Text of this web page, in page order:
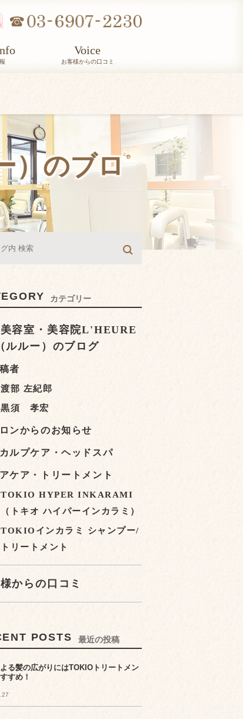
Voice
お客様からの口コミ
）のブロ
カテゴリー
容室・美容院L'HEURE
ルルー）のブログ
者
渡部 左紀郎
黒須 孝宏
ンからのお知らせ
ルプケア・ヘッドスパ
ケア・トリートメント
TOKIO HYPER INKARAMI
（トキオ ハイパーインカラミ）
TOKIOインカラミ シャンプー/
トリートメント
からの口コミ
POSTS 最近の投稿
る髪の広がりにはTOKIOトリートメン
すめ！